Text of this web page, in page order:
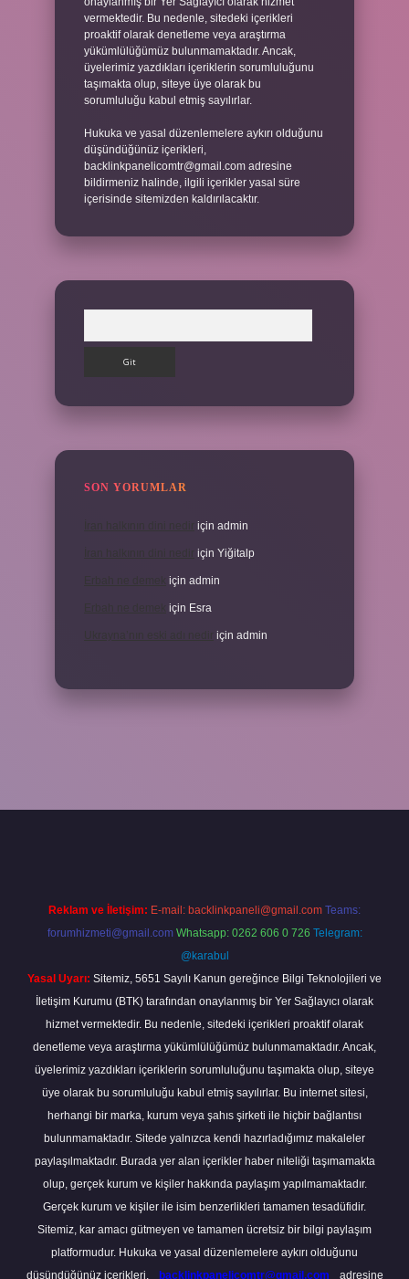
vermektedir. Bu nedenle, sitedeki içerikleri
proaktif olarak denetleme veya araştırma
yükümlülüğümüz bulunmamaktadır. Ancak,
üyelerimiz yazdıkları içeriklerin sorumluluğunu
taşımakta olup, siteye üye olarak bu
sorumluluğu kabul etmiş sayılırlar.
Hukuka ve yasal düzenlemelere aykırı olduğunu
düşündüğünüz içerikleri,
backlinkpanelicomtr@gmail.com adresine
bildirmeniz halinde, ilgili içerikler yasal süre
içerisinde sitemizden kaldırılacaktır.
SON YORUMLAR
için admin
için Yiğitalp
için admin
için Esra
için admin
Reklam ve İletişim: E-mail: backlinkpaneli@gmail.com Teams:
forumhizmeti@gmail.com Whatsapp: 0262 606 0 726 Telegram:
@karabul
Yasal Uyarı: Sitemiz, 5651 Sayılı Kanun gereğince Bilgi Teknolojileri ve
İletişim Kurumu (BTK) tarafından onaylanmış bir Yer Sağlayıcı olarak
hizmet vermektedir. Bu nedenle, sitedeki içerikleri proaktif olarak
denetleme veya araştırma yükümlülüğümüz bulunmamaktadır. Ancak,
üyelerimiz yazdıkları içeriklerin sorumluluğunu taşımakta olup, siteye
üye olarak bu sorumluluğu kabul etmiş sayılırlar. Bu internet sitesi,
herhangi bir marka, kurum veya şahıs şirketi ile hiçbir bağlantısı
bulunmamaktadır. Sitede yalnızca kendi hazırladığımız makaleler
paylaşılmaktadır. Burada yer alan içerikler haber niteliği taşımamakta
olup, gerçek kurum ve kişiler hakkında paylaşım yapılmamaktadır.
Gerçek kurum ve kişiler ile isim benzerlikleri tamamen tesadüfidir.
Sitemiz, kar amacı gütmeyen ve tamamen ücretsiz bir bilgi paylaşım
platformudur. Hukuka ve yasal düzenlemelere aykırı olduğunu
düşündüğünüz içerikleri,
backlinkpanelicomtr@gmail.com adresine